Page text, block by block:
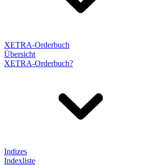
XETRA-Orderbuch
Übersicht
XETRA-Orderbuch?
Indizes
Indexliste